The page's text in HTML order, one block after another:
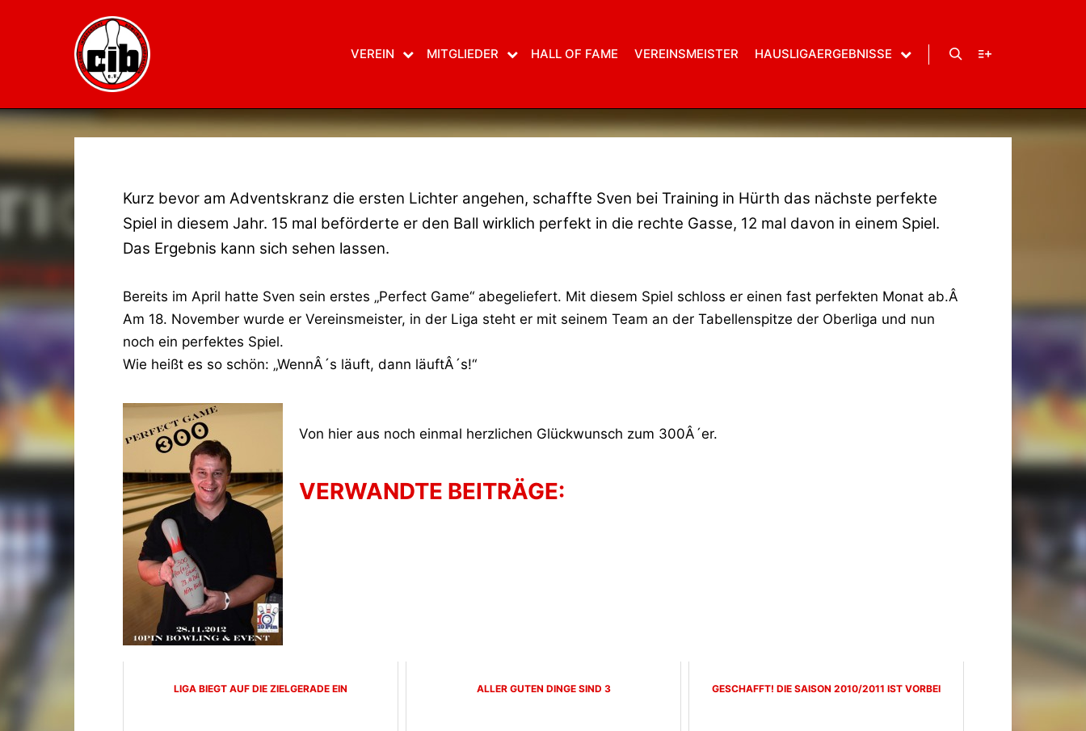
VEREIN MITGLIEDER HALL OF FAME VEREINSMEISTER HAUSLIGAERGEBNISSE
SVEN PERFEKT
Kurz bevor am Adventskranz die ersten Lichter angehen, schaffte Sven bei Training in Hürth das nächste perfekte
Spiel in diesem Jahr. 15 mal beförderte er den Ball wirklich perfekt in die rechte Gasse, 12 mal davon in einem Spiel.
Das Ergebnis kann sich sehen lassen.
Bereits im April hatte Sven sein erstes „Perfect Game“ abegeliefert. Mit diesem Spiel schloss er einen fast perfekten Monat ab.Â
Am 18. November wurde er Vereinsmeister, in der Liga steht er mit seinem Team an der Tabellenspitze der Oberliga und nun
noch ein perfektes Spiel.
Wie heißt es so schön: „WennÂ´s läuft, dann läuftÂ´s!“
Von hier aus noch einmal herzlichen Glückwunsch zum 300Â´er.
VERWANDTE BEITRÄGE:
LIGA BIEGT AUF DIE ZIELGERADE EIN ALLER GUTEN DINGE SIND 3 GESCHAFFT! DIE SAISON 2010/2011 IST VORBEI